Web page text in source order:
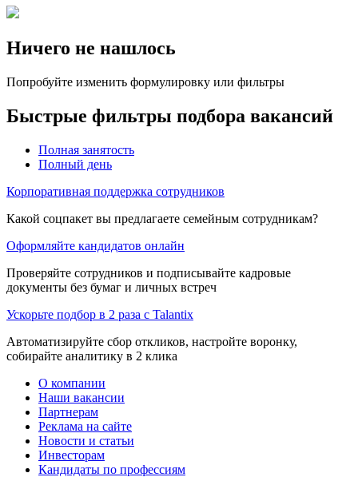
Ничего не нашлось
Попробуйте изменить формулировку или фильтры
Быстрые фильтры подбора вакансий
Полная занятость
Полный день
Корпоративная поддержка сотрудников
Какой соцпакет вы предлагаете семейным сотрудникам?
Оформляйте кандидатов онлайн
Проверяйте сотрудников и подписывайте кадровые
документы без бумаг и личных встреч
Ускорьте подбор в 2 раза с Talantix
Автоматизируйте сбор откликов, настройте воронку,
собирайте аналитику в 2 клика
О компании
Наши вакансии
Партнерам
Реклама на сайте
Новости и статьи
Инвесторам
Кандидаты по профессиям